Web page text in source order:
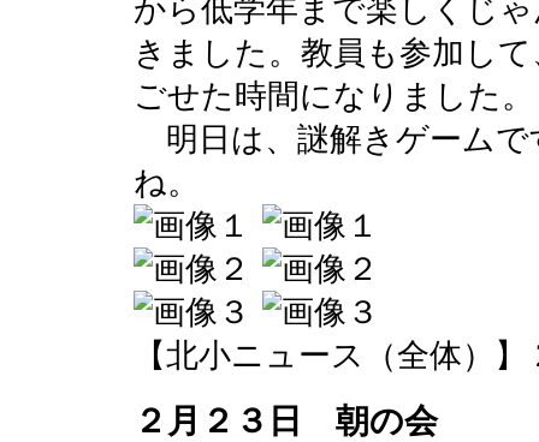
から低学年まで楽しくじ
きました。教員も参加し
ごせた時間になりました。
明日は、謎解きゲーム
ね。
【北小ニュース（全体）】
２月２３日 朝の会